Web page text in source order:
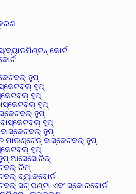
ବ୍ୟାଡମିଣ୍ଟନ୍ କୋର୍ଟ
ହୁପ୍
ହୁପ୍
ହୁପ୍
ହୁପ୍
ହୁପ୍
ହୁପ୍
ହୁପ୍
ମାଉଣ୍ଟେଡ୍ ବାସ୍କେଟବଲ୍ ହୁପ୍
ହୁପ୍
ଆସେସୋରିଜ୍
ରିମ୍
ବ୍ୟାକବୋର୍ଡ
ସଟ୍ ଘଣ୍ଟା ଏବଂ ସ୍କୋରବୋର୍ଡ